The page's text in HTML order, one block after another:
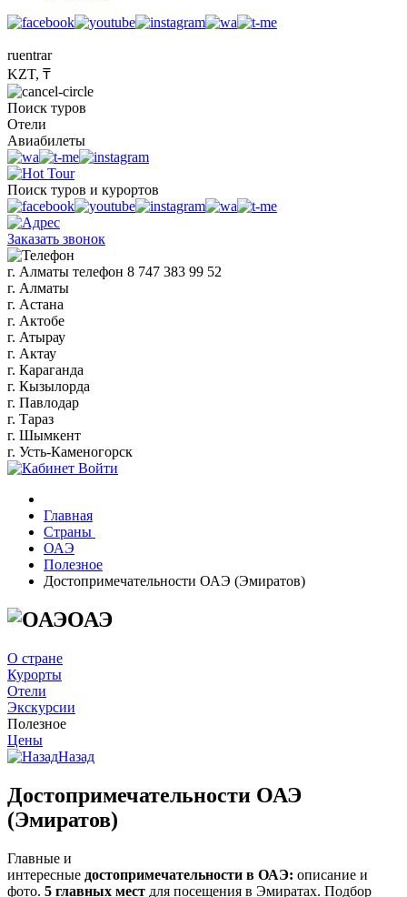
ruentrar
KZT, ₸
Поиск туров
Отели
Авиабилеты
Поиск туров и курортов
Заказать звонок
г. Алматы телефон 8 747 383 99 52
г. Алматы
г. Астана
г. Актобе
г. Атырау
г. Актау
г. Караганда
г. Кызылорда
г. Павлодар
г. Тараз
г. Шымкент
г. Усть-Каменогорск
Войти
Главная
Страны
ОАЭ
Полезное
Достопримечательности ОАЭ (Эмиратов)
ОАЭ
О стране
Курорты
Отели
Экскурсии
Полезное
Цены
Назад
Достопримечательности ОАЭ
(Эмиратов)
Главные и
интересные достопримечательности в ОАЭ: описание и
фото. 5 главных мест для посещения в Эмиратах. Подбор